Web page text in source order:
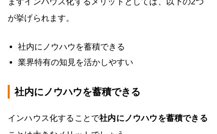
が挙げられます。
社内にノウハウを蓄積できる
業界特有の知見を活かしやすい
社内にノウハウを蓄積できる
インハウス化することで社内にノウハウを蓄積できる